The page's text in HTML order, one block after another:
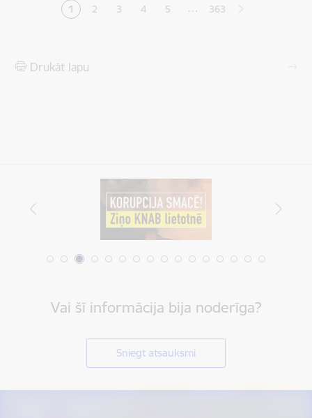
Pašreizējā lapa
1 Lapa
2 Lapa
3 Lapa
4 Lapa
5 … 363
Drukāt lapu
Vai šī informācija bija noderīga?
Sniegt atsauksmi